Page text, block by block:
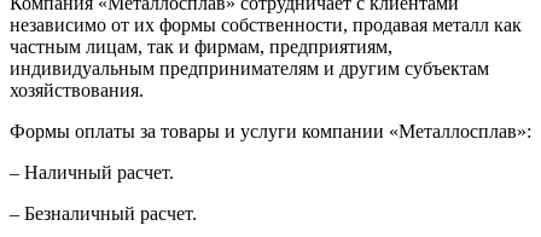
независимо от их формы собственности, продавая металл как
частным лицам, так и фирмам, предприятиям,
индивидуальным предпринимателям и другим субъектам
хозяйствования.
Формы оплаты за товары и услуги компании «Металлосплав»:
– Наличный расчет.
– Безналичный расчет.